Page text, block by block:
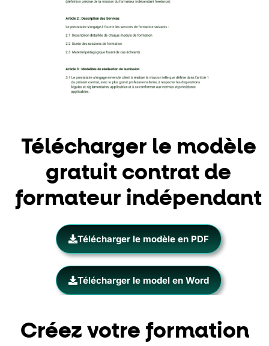
Télécharger le modèle
gratuit contrat de
formateur indépendant
Télécharger le modèle en PDF
Télécharger le model en Word
Créez votre formation